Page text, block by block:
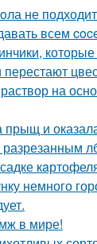
не
всем
которые
перестают
на
и
немного
в мире!